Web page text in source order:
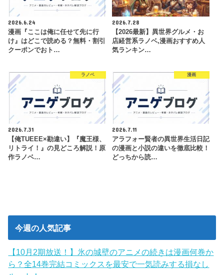
2026.6.24
漫画『ここは俺に任せて先に行
け』はどこで読める？無料・割引
クーポンでおト…
2026.7.28
【2026最新】異世界グルメ・お
店経営系ラノベ,漫画おすすめ人
気ランキン…
ラノベ
2026.7.31
【俺TUEEE×勘違い】『魔王様、
リトライ！』の見どころ解説！原
作ラノベ…
漫画
2026.7.11
アラフォー賢者の異世界生活日記
の漫画と小説の違いを徹底比較！
どっちから読…
今週の人気記事
【10月2期放送！】氷の城壁のアニメの続きは漫画何巻か
ら？全14巻完結コミックスを最安で一気読みする損なし